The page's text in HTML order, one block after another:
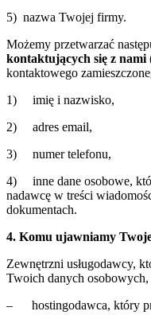
5) nazwa Twojej firmy.
Możemy przetwarzać
kontaktujących się z nami
kontaktowego
1) imię i nazwisko,
2) adres email,
3) numer telefonu,
4) inne dane osobowe,
nadawcę w treści
dokumentach.
4. Komu ujawniamy
Zewnętrzni usługodawcy,
Twoich danych osobowych,
– hostingodawca, który